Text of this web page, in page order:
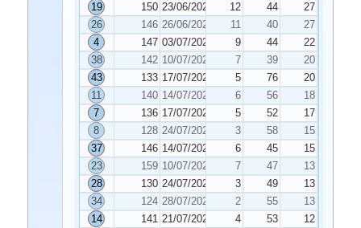
19
150 23/06/2020 12 44
27
26
146 26/06/2020 11 40
27
4
147 03/07/2020 9 44
22
38
142 10/07/2020 7 39
20
43
133 17/07/2020 5 76
20
11
140 14/07/2020 6 56
18
7
136 17/07/2020 5 52
17
8
128 24/07/2020 3 58
15
37
146 14/07/2020 6 45
15
23
159 10/07/2020 7 47
13
28
130 24/07/2020 3 49
13
34
124 28/07/2020 2 55
13
14
141 21/07/2020 4 53
12